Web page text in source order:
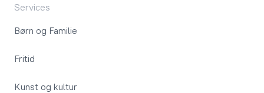
Services
Børn og Familie
Fritid
Kunst og kultur